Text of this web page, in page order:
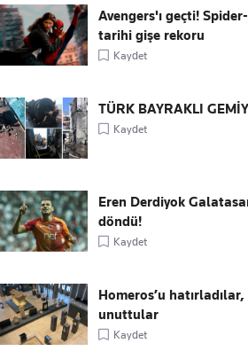
Avengers'ı geçti!
tarihi gişe rekoru
Kaydet
TÜRK BAYRAKLI
Kaydet
Eren Derdiyok
döndü!
Kaydet
Homeros’u hatırladılar,
unuttular
Kaydet